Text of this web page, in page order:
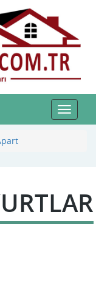
Toggle